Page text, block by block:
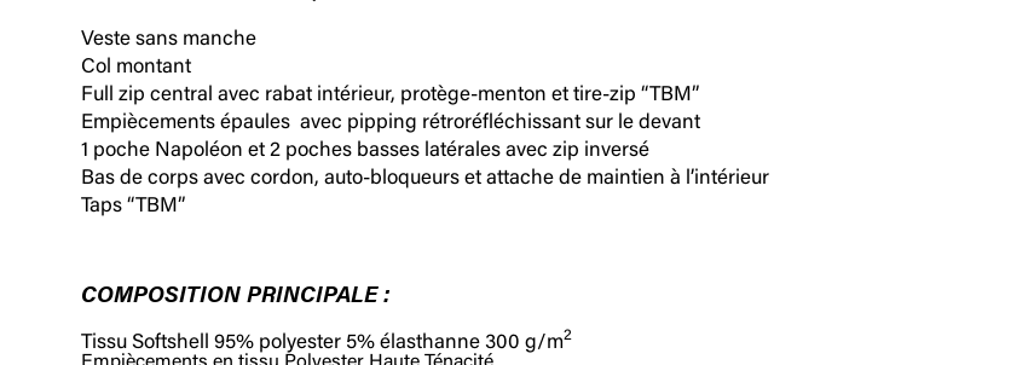
Veste sans manche
Col montant
Full zip central avec rabat intérieur, protège-menton et tire-zip “TBM”
Empiècements épaules avec pipping rétroréfléchissant sur le devant
1 poche Napoléon et 2 poches basses latérales avec zip inversé
Bas de corps avec cordon, auto-bloqueurs et attache de maintien à l’intérieur
Taps “TBM”
COMPOSITION PRINCIPALE :
Tissu Softshell 95% polyester 5% élasthanne 300 g/m2